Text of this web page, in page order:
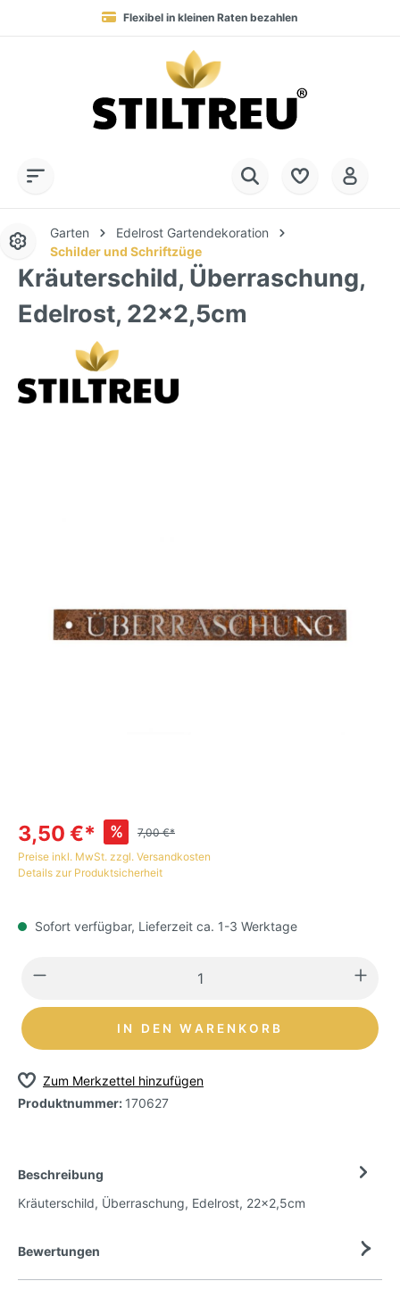
Flexibel in kleinen Raten bezahlen
Blitzversand in 1-2 Werktagen nach DE, AT & NL
+49 (0) 28 32 - 408 990 0
Dauerhaft hohe Warenverfügbarkeit
SSL-verschlüsselt online einkaufen
Garten
Edelrost Gartendekoration
Schilder und Schriftzüge
Kräuterschild, Überraschung,
Edelrost, 22x2,5cm
3,50 €* %
7,00 €*
Preise inkl. MwSt. zzgl. Versandkosten
Details zur Produktsicherheit
Sofort verfügbar, Lieferzeit ca. 1-3 Werktage
IN DEN WARENKORB
Zum Merkzettel hinzufügen
Produktnummer: 170627
Beschreibung
Kräuterschild, Überraschung, Edelrost, 22x2,5cm
Bewertungen